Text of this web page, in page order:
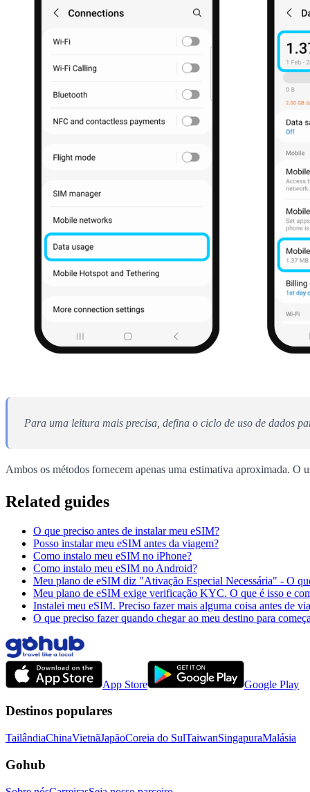
Para uma leitura mais precisa, defina o ciclo de uso de dados
Ambos os métodos fornecem apenas uma estimativa aproximada.
Related guides
O que preciso antes de instalar meu eSIM?
Posso instalar meu eSIM antes da viagem?
Como instalo meu eSIM no iPhone?
Como instalo meu eSIM no Android?
Meu plano de eSIM diz "Ativação Especial Necessária" - O
Meu plano de eSIM exige verificação KYC. O que é isso e
Instalei meu eSIM. Preciso fazer mais alguma coisa antes de
O que preciso fazer quando chegar ao meu destino para
App Store Google Play
Destinos populares
TailândiaChinaVietnãJapãoCoreia do SulTaiwanSingapuraMalásia
Gohub